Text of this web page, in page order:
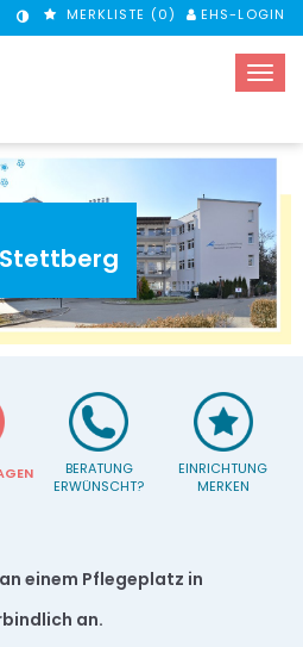
KONTRASTMODUS
MERKLISTE (0) EHS-LOGIN
BERATUNG
ERWÜNSCHT?
EINRICHTUNG
MERKEN
einem Pflegeplatz in
an.